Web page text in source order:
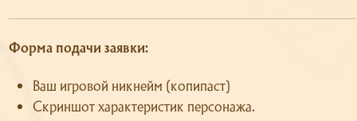
Форма подачи заявки:
Ваш игровой никнейм (копипаст)
Скриншот характеристик персонажа.